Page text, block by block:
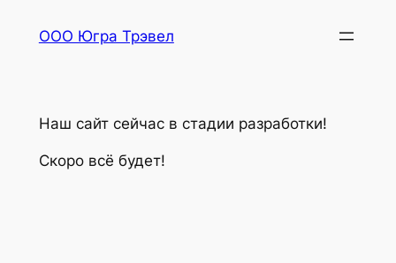
ООО Югра Трэвел
Наш сайт сейчас в стадии разработки!
Скоро всё будет!